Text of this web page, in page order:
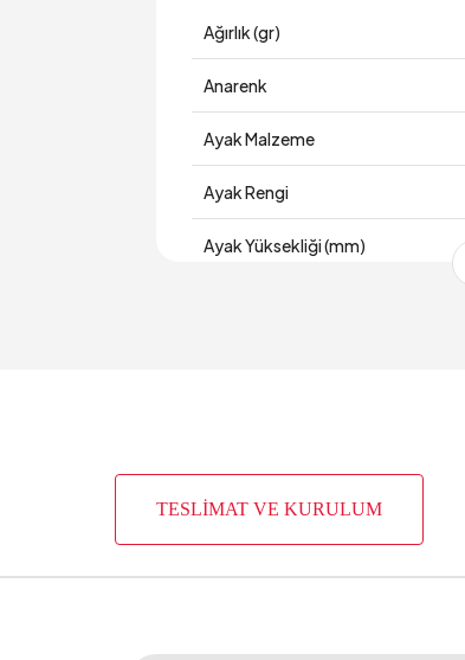
Ağırlık (gr)
Anarenk
Ayak Malzeme
Ayak Rengi
Ayak Yüksekliği (mm)
Hacim (m3)
TESLİMAT VE KURULUM